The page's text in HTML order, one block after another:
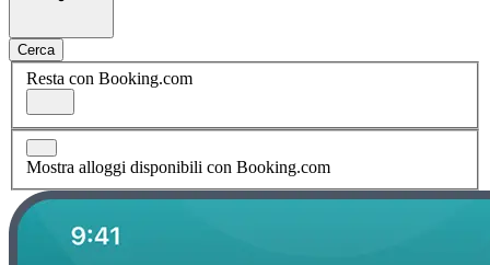
Cerca
Resta con Booking.com
Mostra alloggi disponibili con Booking.com